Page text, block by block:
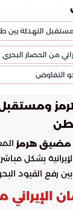
التهدئة بين
من الحصار البحري
التفاوض
ومستقبل
مضيق هرمز
بشكل
رفع القيود